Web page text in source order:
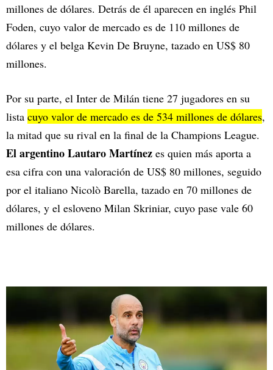
millones de dólares. Detrás de él aparecen en inglés Phil
Foden, cuyo valor de mercado es de 110 millones de
dólares y el belga Kevin De Bruyne, tazado en US$ 80
millones.
Por su parte, el Inter de Milán tiene 27 jugadores en su
lista cuyo valor de mercado es de 534 millones de dólares,
la mitad que su rival en la final de la Champions League.
El argentino Lautaro Martínez es quien más aporta a
esa cifra con una valoración de US$ 80 millones, seguido
por el italiano Nicolò Barella, tazado en 70 millones de
dólares, y el esloveno Milan Skriniar, cuyo pase vale 60
millones de dólares.